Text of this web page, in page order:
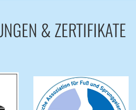
& ZERTIFIKATE